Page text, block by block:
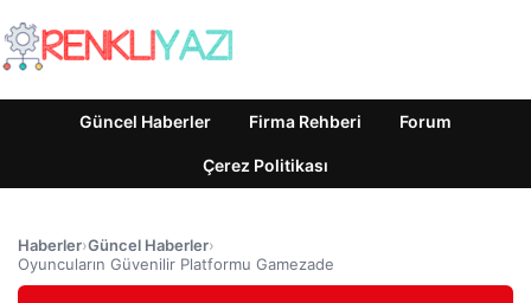
Güncel Haberler Firma Rehberi Forum
Çerez Politikası
Haberler›Güncel Haberler›
Oyuncuların Güvenilir Platformu Gamezade